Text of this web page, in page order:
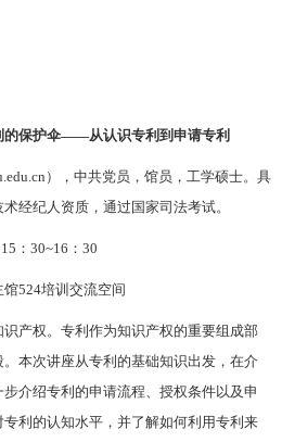
的保护伞——从认识专利到申请专利
）， 中共党员， 馆员，工学硕士。具
经纪人资质，通过国家司法考试。
15：30~16：30
馆524培训交流空间
产权。专利作为知识产权的重要组成部
本次讲座从专利的基础知识出发，在介
介绍专利的申请流程、授权条件以及申
利的认知水平，并了解如何利用专利来